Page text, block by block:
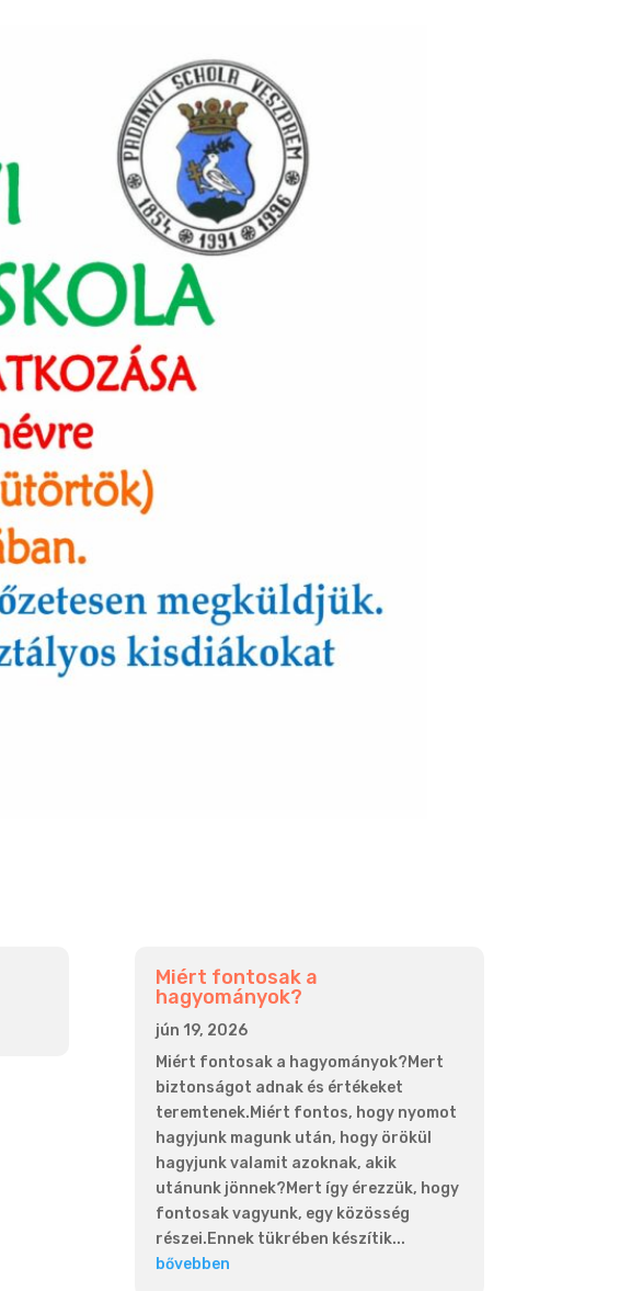
Miért fontosak a
hagyományok?
jún 19, 2026
Miért fontosak a hagyományok?Mert
biztonságot adnak és értékeket
teremtenek.Miért fontos, hogy nyomot
hagyjunk magunk után, hogy örökül
hagyjunk valamit azoknak, akik
utánunk jönnek?Mert így érezzük, hogy
fontosak vagyunk, egy közösség
részei.Ennek tükrében készítik...
bővebben